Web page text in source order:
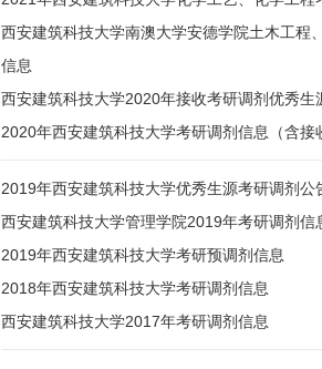
西安建筑科技大学南澳大学安德学院土木工程
信息
西安建筑科技大学2020年接收考研调剂优秀生
2020年西安建筑科技大学考研调剂信息（含接
2019年西安建筑科技大学优秀生源考研调剂公
西安建筑科技大学管理学院2019年考研调剂信
2019年西安建筑科技大学考研预调剂信息
2018年西安建筑科技大学考研调剂信息
西安建筑科技大学2017年考研调剂信息